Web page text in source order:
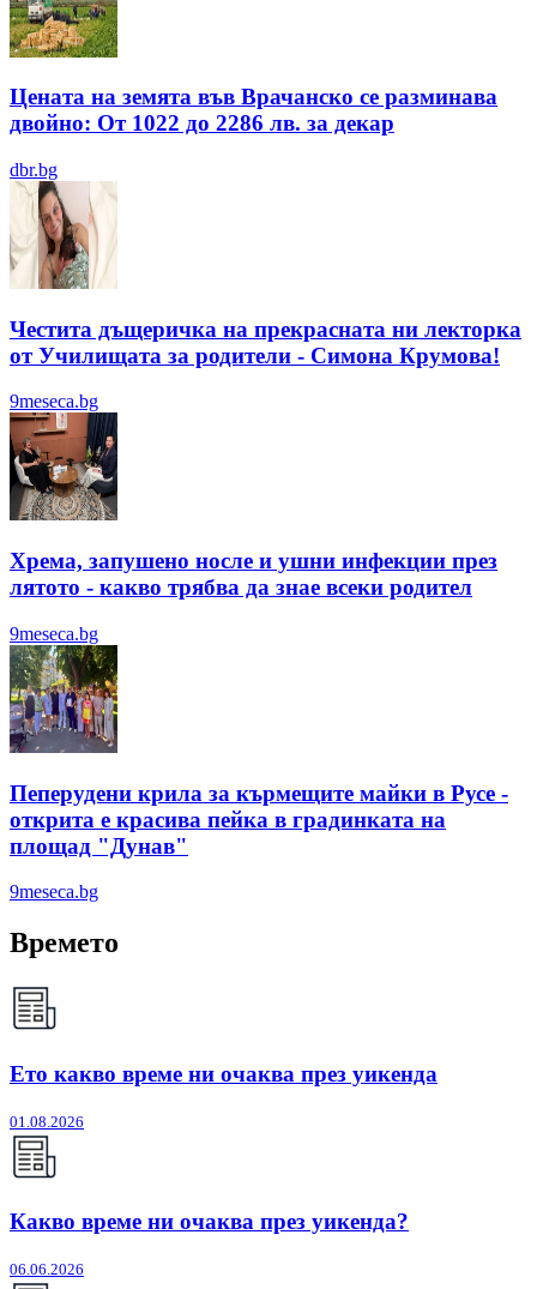
Цената на земята във Врачанско се разминава
двойно: От 1022 до 2286 лв. за декар
dbr.bg
Честита дъщеричка на прекрасната ни лекторка
от Училищата за родители - Симона Крумова!
9meseca.bg
Хрема, запушено носле и ушни инфекции през
лятотo - какво трябва да знае всеки родител
9meseca.bg
Пеперудени крила за кърмещите майки в Русе -
открита е красива пейка в градинката на
площад "Дунав"
9meseca.bg
Времето
Ето какво време ни очаква през уикенда
01.08.2026
Какво време ни очаква през уикенда?
06.06.2026